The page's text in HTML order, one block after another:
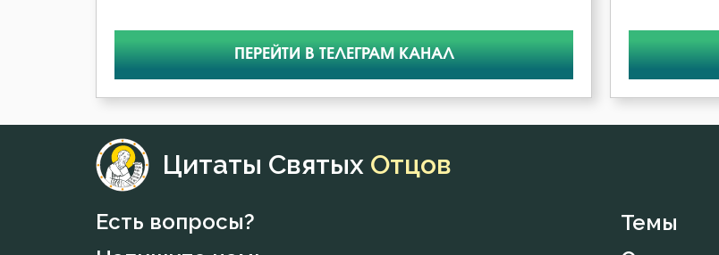
ПЕРЕЙТИ В ТЕЛЕГРАМ КАНАЛ
Цитаты Святых Отцов
Есть вопросы?
Темы